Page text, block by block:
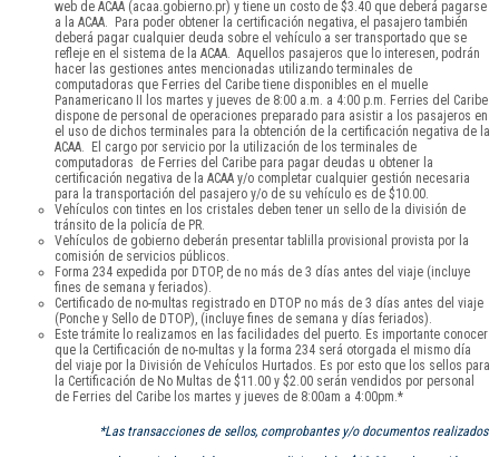
web de ACAA (acaa.gobierno.pr) y tiene un costo de $3.40 que deberá pagarse
a la ACAA. Para poder obtener la certificación negativa, el pasajero también
deberá pagar cualquier deuda sobre el vehículo a ser transportado que se
refleje en el sistema de la ACAA. Aquellos pasajeros que lo interesen, podrán
hacer las gestiones antes mencionadas utilizando terminales de
computadoras que Ferries del Caribe tiene disponibles en el muelle
Panamericano II los martes y jueves de 8:00 a.m. a 4:00 p.m. Ferries del Caribe
dispone de personal de operaciones preparado para asistir a los pasajeros en
el uso de dichos terminales para la obtención de la certificación negativa de la
ACAA. El cargo por servicio por la utilización de los terminales de
computadoras de Ferries del Caribe para pagar deudas u obtener la
certificación negativa de la ACAA y/o completar cualquier gestión necesaria
para la transportación del pasajero y/o de su vehículo es de $10.00.
Vehículos con tintes en los cristales deben tener un sello de la división de
tránsito de la policía de PR.
Vehículos de gobierno deberán presentar tablilla provisional provista por la
comisión de servicios públicos.
Forma 234 expedida por DTOP, de no más de 3 días antes del viaje (incluye
fines de semana y feriados).
Certificado de no-multas registrado en DTOP no más de 3 días antes del viaje
(Ponche y Sello de DTOP), (incluye fines de semana y días feriados).
Este trámite lo realizamos en las facilidades del puerto. Es importante conocer
que la Certificación de no-multas y la forma 234 será otorgada el mismo día
del viaje por la División de Vehículos Hurtados. Es por esto que los sellos para
la Certificación de No Multas de $11.00 y $2.00 serán vendidos por personal
de Ferries del Caribe los martes y jueves de 8:00am a 4:00pm.*
*Las transacciones de sellos, comprobantes y/o documentos realizados